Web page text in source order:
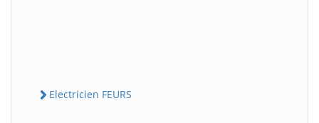
Electricien FEURS